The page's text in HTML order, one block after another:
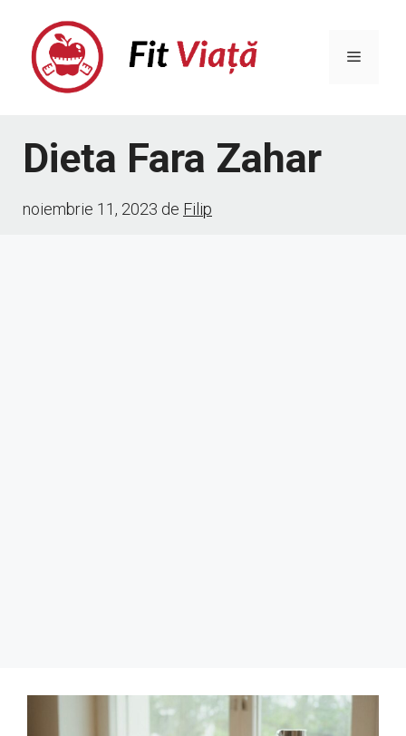
conținut
Meniu
Dieta Fara Zahar
noiembrie 11, 2023 de Filip